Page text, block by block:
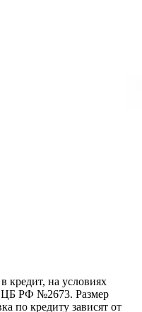
кредит, на условиях
ЦБ РФ №2673. Размер
по кредиту зависят от